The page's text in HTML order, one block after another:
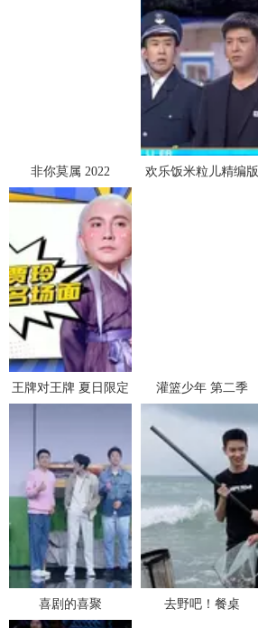
非你莫属 2022 欢乐饭米粒儿精编版
王牌对王牌 夏日限定 灌篮少年 第二季
喜剧的喜聚 去野吧！餐桌